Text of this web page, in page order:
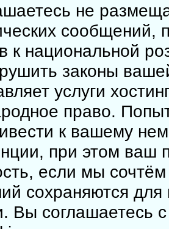
не
сообщений,
к национальной
законы
услуги
право.
к вашему
при этом ваш
если мы
сохраняются для
Вы соглашаетесь